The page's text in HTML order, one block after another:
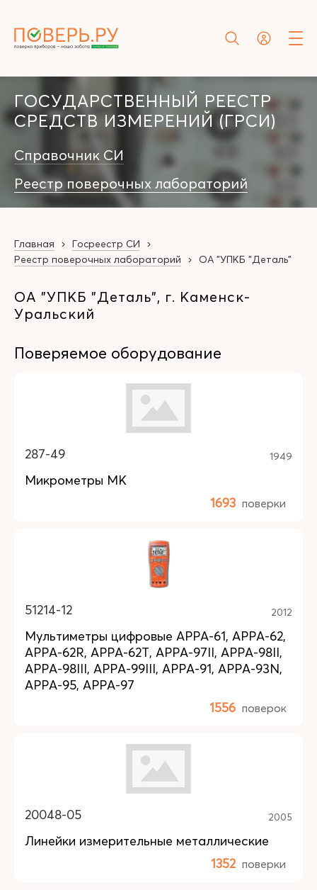
ГОСУДАРСТВЕННЫЙ РЕЕСТР
СРЕДСТВ ИЗМЕРЕНИЙ (ГРСИ)
Справочник СИ
Реестр поверочных лабораторий
Главная
Госреестр СИ
Реестр поверочных лабораторий
ОА "УПКБ "Деталь"
ОА "УПКБ "Деталь", г. Каменск-
Уральский
Поверяемое оборудование
287-49 1949
Микрометры МК
1693 поверки
51214-12 2012
Мультиметры цифровые APPA-61, APPA-62,
APPA-62R, APPA-62T, APPA-97II, APPA-98II,
APPA-98III, APPA-99III, APPA-91, APPA-93N,
APPA-95, APPA-97
1556 поверок
20048-05 2005
Линейки измерительные металлические
1352 поверки